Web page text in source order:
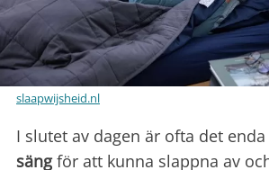
slaapwijsheid.nl
I slutet av dagen är ofta det
sängför att kunna slappna av